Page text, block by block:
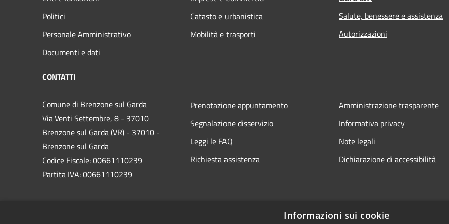
Politici
Personale Amministrativo
Documenti e dati
Catasto e urbanistica
Mobilità e trasporti
Salute, benessere e assistenza
Autorizzazioni
CONTATTI
Comune di Brenzone sul Garda
Via Venti Settembre, 8 - 37010
Brenzone sul Garda (VR) - 37010 -
Brenzone sul Garda
Codice Fiscale: 00661110239
Partita IVA: 00661110239
Prenotazione appuntamento
Segnalazione disservizio
Leggi le FAQ
Richiesta assistenza
Amministrazione trasparente
Informativa privacy
Note legali
Dichiarazione di accessibilità
Informazioni sui cookie